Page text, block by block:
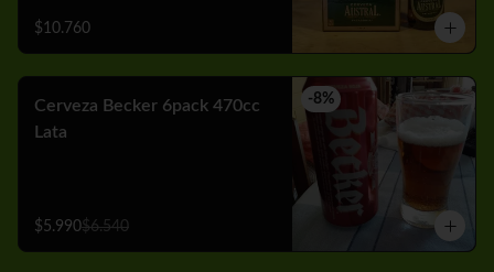
$10.760
-8%
Cerveza Becker 6pack 470cc
Lata
$5.990$6.540